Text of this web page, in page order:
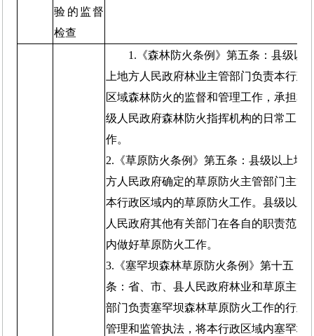
验的监督
检查
1.《森林防火条例》第五条：县级以
上地方人民政府林业主管部门负责本行政
区域森林防火的监督和管理工作，承担本
级人民政府森林防火指挥机构的日常工
作。
2.《草原防火条例》第五条：县级以上地
方人民政府确定的草原防火主管部门主管
本行政区域内的草原防火工作。县级以上
人民政府其他有关部门在各自的职责范围
内做好草原防火工作。
3.《塞罕坝森林草原防火条例》第十五
条：省、市、县人民政府林业和草原主管
部门负责塞罕坝森林草原防火工作的行业
管理和监管执法，将本行政区域内塞罕坝